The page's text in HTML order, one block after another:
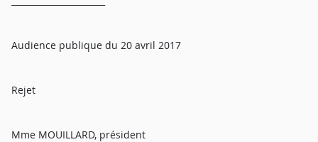
Audience publique du 20 avril 2017
Rejet
Mme MOUILLARD, président